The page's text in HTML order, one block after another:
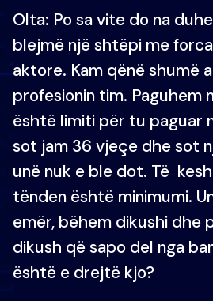
Olta: Po sa vite do na
blejmë një shtëpi me
aktore. Kam qënë shumë
profesionin tim. Paguhem
është limiti për tu paguar
sot jam 36 vjeçe dhe sot
unë nuk e ble dot. Të
tënden është minimumi.
emër, bëhem dikushi dhe
dikush që sapo del nga
është e drejtë kjo?